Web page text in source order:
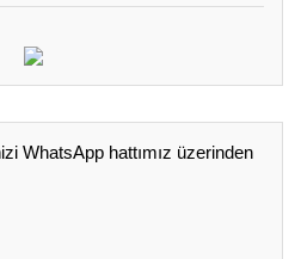
WhatsApp hattımız üzerinden